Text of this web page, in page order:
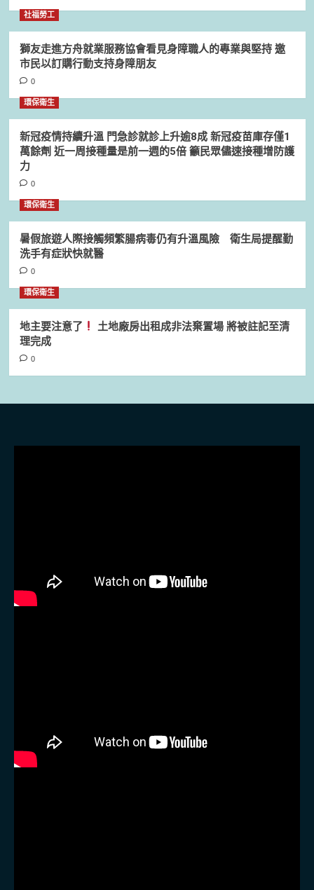
社福勞工
獅友走進方舟就業服務協會看見身障職人的專業與堅持 邀
市民以訂購行動支持身障朋友
0
環保衛生
新冠疫情持續升溫 門急診就診上升逾8成 新冠疫苗庫存僅1
萬餘劑 近一周接種量是前一週的5倍 籲民眾儘速接種增防護
力
0
環保衛生
暑假旅遊人際接觸頻繁腸病毒仍有升溫風險 衛生局提醒勤
洗手有症狀快就醫
0
環保衛生
地主要注意了
土地廠房出租成非法棄置場 將被註記至清
理完成
0